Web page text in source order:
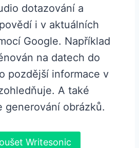
dotazování a
i v aktuálních
Google. Například
na datech do
pozdější informace v
A také
generování obrázků.
Writesonic